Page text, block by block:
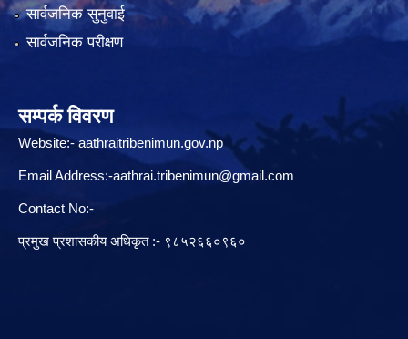
सार्वजनिक सुनुवाई
सार्वजनिक परीक्षण
सम्पर्क विवरण
Website:-aathraitribenimun.gov.np
Email Address:-aathrai.tribenimun@gmail.com
Contact No:-
प्रमुख प्रशासकीय अधिकृत :- ९८५२६६०९६०